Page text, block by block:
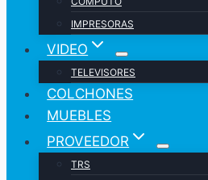
IMPRESORAS
VIDEO
TELEVISORES
COLCHONES
MUEBLES
PROVEEDOR
TRS